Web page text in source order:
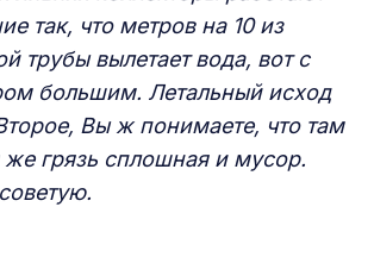
так, что метров на 10 из
трубы вылетает вода, вот с
большим. Летальный исход
Вы ж понимаете, что там
грязь сплошная и мусор.